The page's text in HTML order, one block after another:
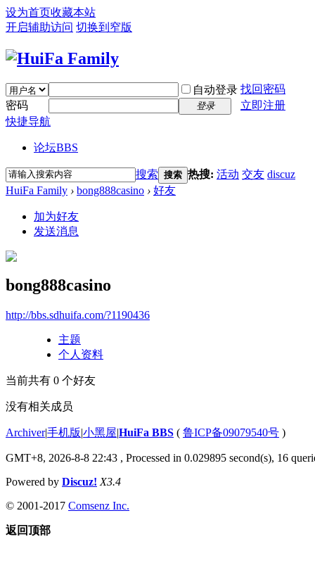
设为首页收藏本站
开启辅助访问 切换到窄版
自动登录 找回密码
密码
登录
立即注册
快捷导航
论坛BBS
搜索 搜索 热搜: 活动 交友 discuz
HuiFa Family › bong888casino › 好友
加为好友
发送消息
bong888casino
http://bbs.sdhuifa.com/?1190436
主题
个人资料
当前共有 0 个好友
没有相关成员
Archiver|手机版|小黑屋|HuiFa BBS ( 鲁ICP备09079540号 )
GMT+8, 2026-8-8 22:43 , Processed in 0.029895 second(s), 16
Powered by Discuz! X3.4
© 2001-2017 Comsenz Inc.
返回顶部